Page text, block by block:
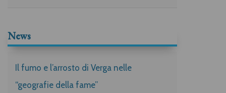
News
Il fumo e l’arrosto di Verga nelle
“geografie della fame”